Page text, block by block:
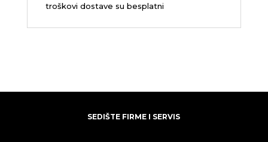
troškovi dostave su besplatni
SEDIŠTE FIRME I SERVIS